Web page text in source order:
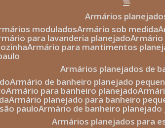
armários
modulados armário sob medida
para lavanderia planejado
armário para mantimentos
armários planejados de
armário de banheiro planejado
armário para banheiro planejado
armário planejado para banheiro
paulo armário de banheiro
armários planejados para